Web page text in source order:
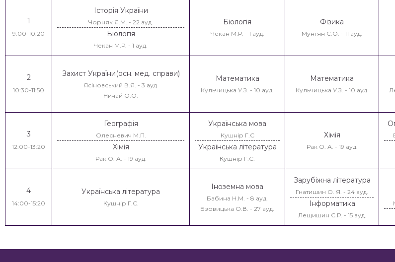
1
9:00-10:20
Історія України
Чорняк Я.М. - 22 ауд.
Біологія
Чекан М.Р. - 1 ауд.
Біологія
Чекан М.Р. - 1 ауд.
Фізика
Мунтян С.О. - 11 ауд.
2
10:30-11:50
Захист України(осн. мед. справи)
Ясіновський В.Я. - 3 ауд.
Ничай О.О.
Математика
Кульчицька У.З. - 10 ауд.
Математика
Кульчицька У.З. - 10 ауд.
3
12:00-13:20
Географія
Олесневич М.П.
Хімія
Рак О. А. - 19 ауд.
Українська мова
Кушнір Г.С
Українська література
Кушнір Г.С.
Хімія
Рак О. А. - 19 ауд.
4
14:00-15:20
Українська література
Кушнір Г.С.
Іноземна мова
Бабина Н.М. - 8 ауд.
Бзовицька О.В. - 27 ауд.
Зарубіжна література
Гнатишин О. Я. - 24 ауд.
Інформатика
Лещишин С.Р. - 15 ауд.